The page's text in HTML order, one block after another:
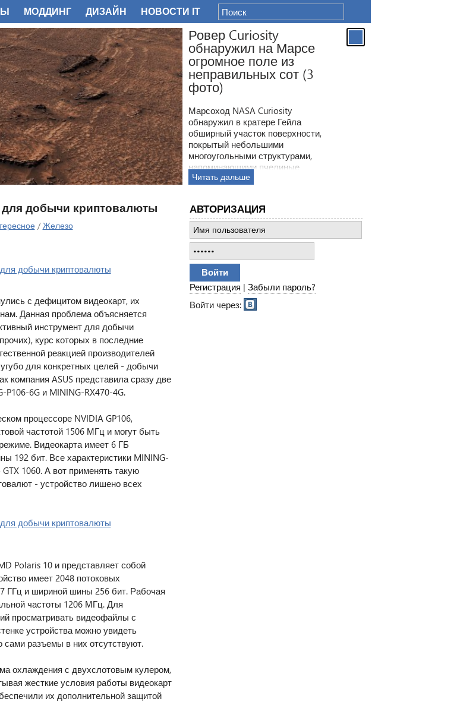
Ровер Curiosity
обнаружил на Марсе
огромное поле из
неправильных сот (3
фото)
Марсоход NASA Curiosity
обнаружил в кратере Гейла
обширный участок поверхности,
покрытый небольшими
многоугольными структурами,
напоминающими пчелиные
соты. Ранее ровер находил
затмила все предыдущее такие
открытия.
Читать дальше
для добычи криптовалюты
/Железо
с дефицитом видеокарт, их
Данная проблема объясняется
инструмент для добычи
курс которых в последние
реакцией производителей
для конкретных целей - добычи
компания ASUS представила сразу две
6G и MINING-RX470-4G.
процессоре NVIDIA GP106,
частотой 1506 МГц и могут быть
Видеокарта имеет 6 ГБ
192 бит. Все характеристики MINING-
1060. А вот применять такую
- устройство лишено всех
Polaris 10 и представляет собой
имеет 2048 потоковых
ГГц и шириной шины 256 бит. Рабочая
частоты 1206 МГц. Для
просматривать видеофайлы с
устройства можно увидеть
разъемы в них отсутствуют.
охлаждения с двухслотовым кулером,
жесткие условия работы видеокарт
их дополнительной защитой
АВТОРИЗАЦИЯ
Регистрация | Забыли пароль?
Войти через:
МОДДИНГ ДИЗАЙН НОВОСТИ IT
ФОТО